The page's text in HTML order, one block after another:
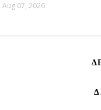
Aug 07, 2026